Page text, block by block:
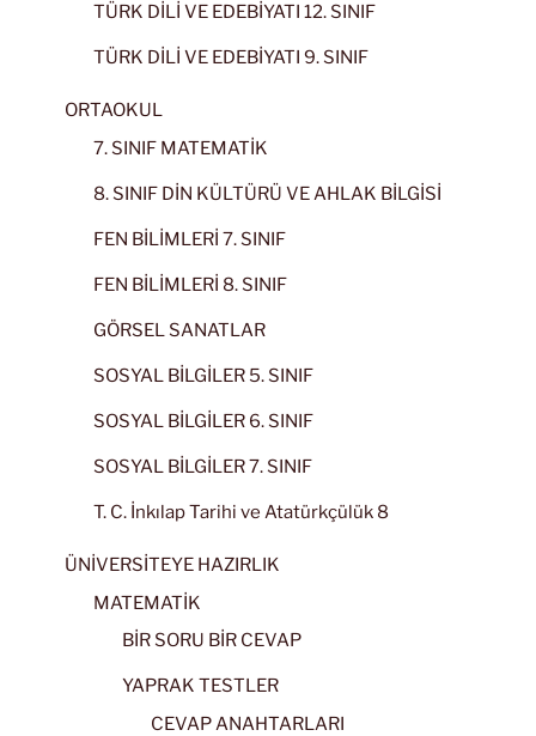
TÜRK DİLİ VE EDEBİYATI 12. SINIF
TÜRK DİLİ VE EDEBİYATI 9. SINIF
ORTAOKUL
7. SINIF MATEMATİK
8. SINIF DİN KÜLTÜRÜ VE AHLAK BİLGİSİ
FEN BİLİMLERİ 7. SINIF
FEN BİLİMLERİ 8. SINIF
GÖRSEL SANATLAR
SOSYAL BİLGİLER 5. SINIF
SOSYAL BİLGİLER 6. SINIF
SOSYAL BİLGİLER 7. SINIF
T. C. İnkılap Tarihi ve Atatürkçülük 8
ÜNİVERSİTEYE HAZIRLIK
MATEMATİK
BİR SORU BİR CEVAP
YAPRAK TESTLER
CEVAP ANAHTARLARI